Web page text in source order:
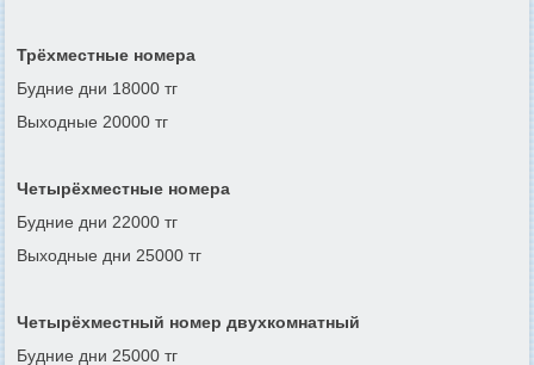
Трёхместные номера
Будние дни 18000 тг
Выходные 20000 тг
Четырёхместные номера
Будние дни 22000 тг
Выходные дни 25000 тг
Четырёхместный номер двухкомнатный
Будние дни 25000 тг